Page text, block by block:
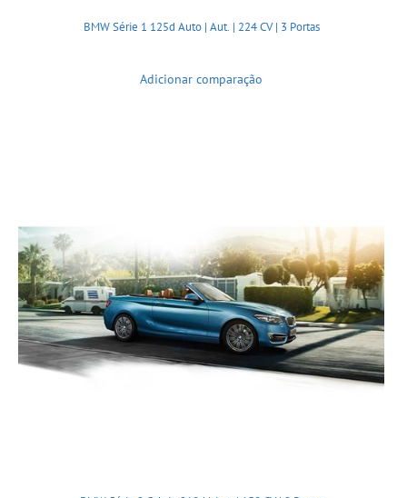
BMW Série 1 125d Auto | Aut. | 224 CV | 3 Portas
Adicionar comparação